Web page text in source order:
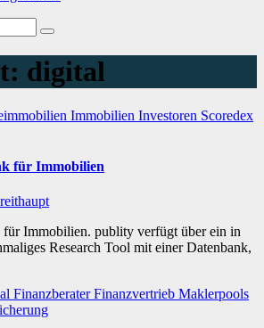
digital
Immobilien Investoren Scoredex
für Immobilien
Immobilien. publity verfügt über ein in
Research Tool mit einer Datenbank,
FinanzberaterFinanzvertrieb Maklerpools